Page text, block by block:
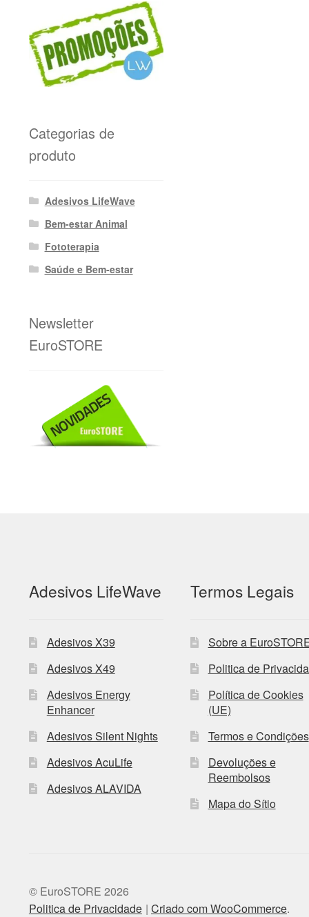
Categorias de
produto
Adesivos LifeWave
Bem-estar Animal
Fototerapia
Saúde e Bem-estar
Newsletter
EuroSTORE
Adesivos LifeWave
Adesivos X39
Adesivos X49
Adesivos Energy
Enhancer
Adesivos Silent Nights
Adesivos AcuLife
Adesivos ALAVIDA
Termos Legais
Sobre a
Politica de
Política de Cookies
(UE)
Termos e Condições
Devoluções e
Reembolsos
Mapa do Sítio
© EuroSTORE 2026
Politica de Privacidade Criado com WooCommerce.